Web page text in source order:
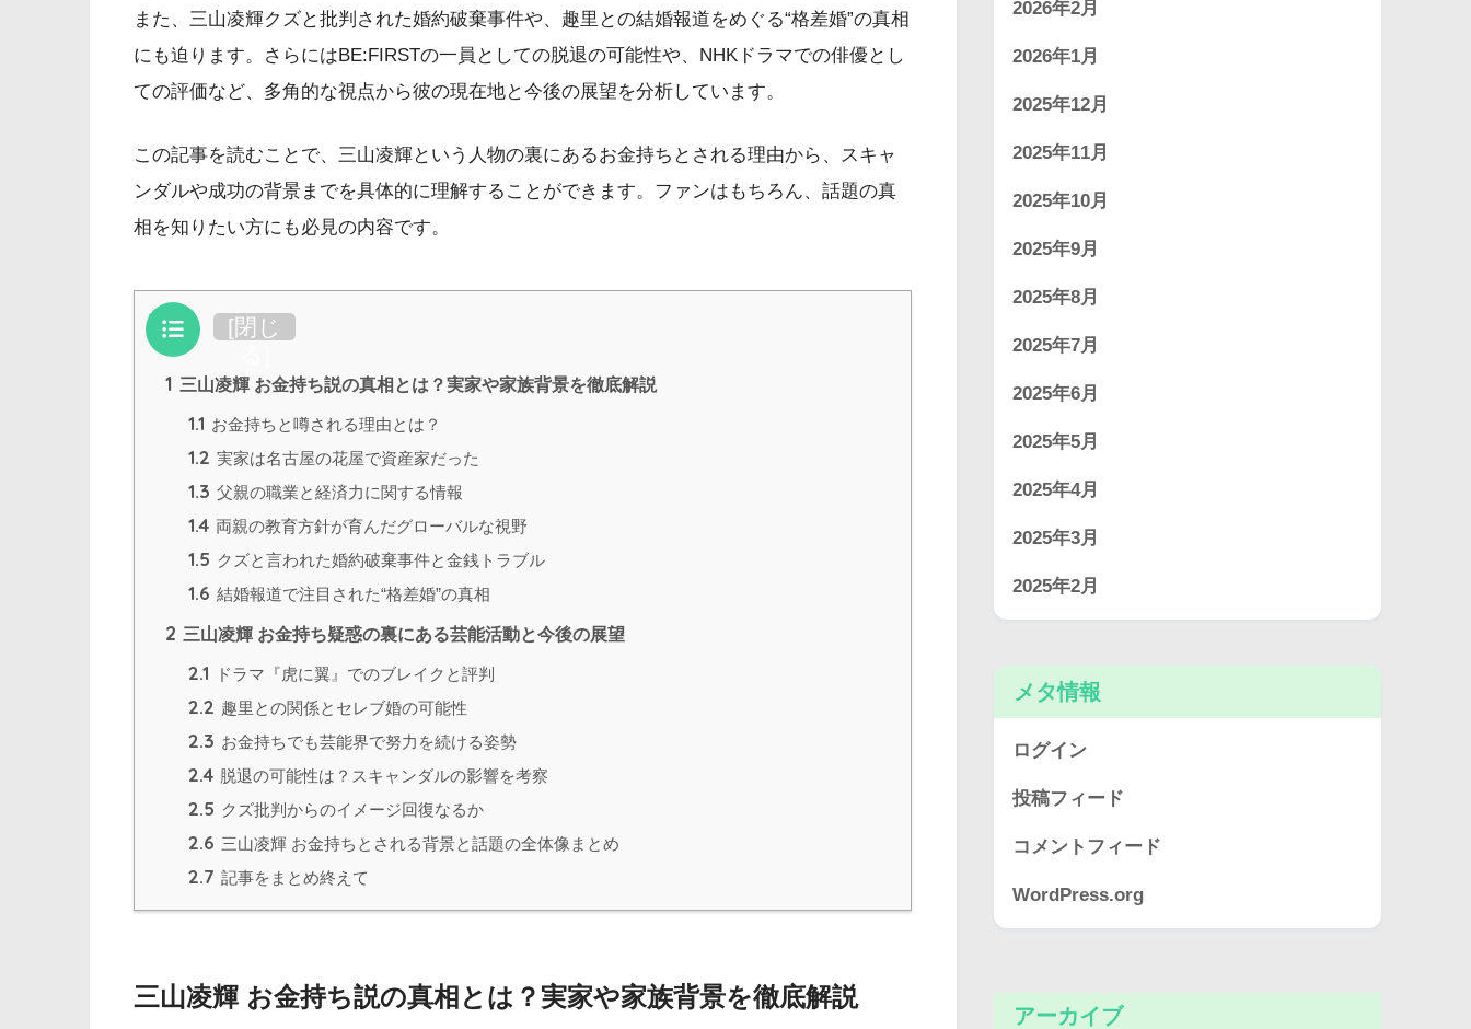
また、三山凌輝クズと批判された婚約破棄事件や、趣里との結婚報道をめぐる“格差婚”の真相
にも迫ります。さらにはBE:FIRSTの一員としての脱退の可能性や、NHKドラマでの俳優とし
ての評価など、多角的な視点から彼の現在地と今後の展望を分析しています。
この記事を読むことで、三山凌輝という人物の裏にあるお金持ちとされる理由から、スキャ
ンダルや成功の背景までを具体的に理解することができます。ファンはもちろん、話題の真
相を知りたい方にも必見の内容です。
目次 [閉じ
1 三山凌輝 お金持ち説の真相とは？実家や家族背景を徹底解説
1.1 お金持ちと噂される理由とは？
1.2 実家は名古屋の花屋で資産家だった
1.3 父親の職業と経済力に関する情報
1.4 両親の教育方針が育んだグローバルな視野
1.5 クズと言われた婚約破棄事件と金銭トラブル
1.6 結婚報道で注目された“格差婚”の真相
2 三山凌輝 お金持ち疑惑の裏にある芸能活動と今後の展望
2.1 ドラマ『虎に翼』でのブレイクと評判
2.2 趣里との関係とセレブ婚の可能性
2.3 お金持ちでも芸能界で努力を続ける姿勢
2.4 脱退の可能性は？スキャンダルの影響を考察
2.5 クズ批判からのイメージ回復なるか
2.6 三山凌輝 お金持ちとされる背景と話題の全体像まとめ
2.7 記事をまとめ終えて
三山凌輝 お金持ち説の真相とは？実家や家族背景を徹底解説
2026年2月
2026年1月
2025年12月
2025年11月
2025年10月
2025年9月
2025年8月
2025年7月
2025年6月
2025年5月
2025年4月
2025年3月
2025年2月
メタ情報
ログイン
投稿フィード
コメントフィード
WordPress.org
アーカイブ